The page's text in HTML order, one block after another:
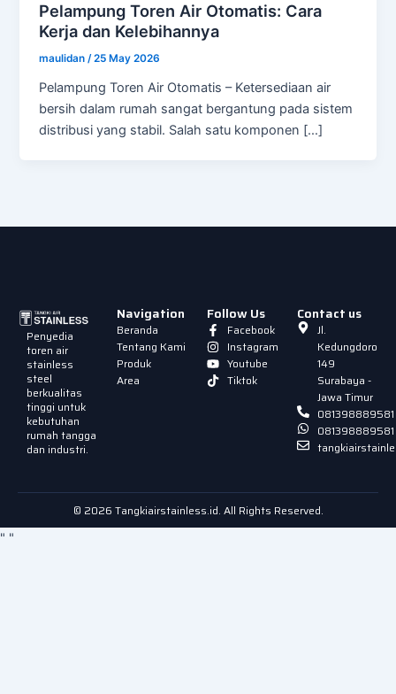
Pelampung Toren Air Otomatis: Cara
Kerja dan Kelebihannya
maulidan/25 May 2026
Pelampung Toren Air Otomatis – Ketersediaan air
bersih dalam rumah sangat bergantung pada sistem
distribusi yang stabil. Salah satu komponen […]
Penyedia
toren air
stainless
steel
berkualitas
tinggi untuk
kebutuhan
rumah tangga
dan industri.
Navigation
Beranda
Tentang Kami
Produk
Area
Follow Us
Facebook
Instagram
Youtube
Tiktok
Contact us
Jl.
Kedungdoro
149
Surabaya -
Jawa Timur
081398889581
081398889581
© 2026 Tangkiairstainless.id. All Rights Reserved.
" "